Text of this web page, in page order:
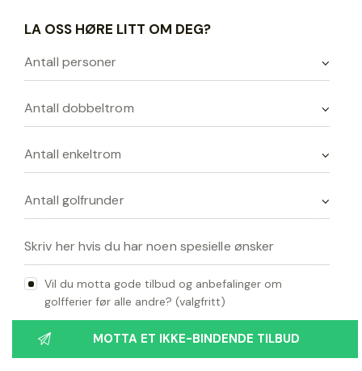
LA OSS HØRE LITT OM DEG?
Vil du motta gode tilbud og anbefalinger om
golfferier før alle andre? (valgfritt)